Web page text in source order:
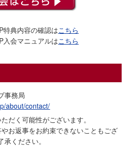
特典内容の確認はこちら
入会マニュアルはこちら
事務局
about/contact/
だく可能性がございます。
お返事をお約束できないこともござ
ください。